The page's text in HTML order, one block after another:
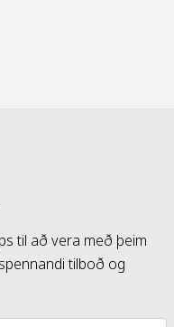
til að vera með þeim
tilboð og